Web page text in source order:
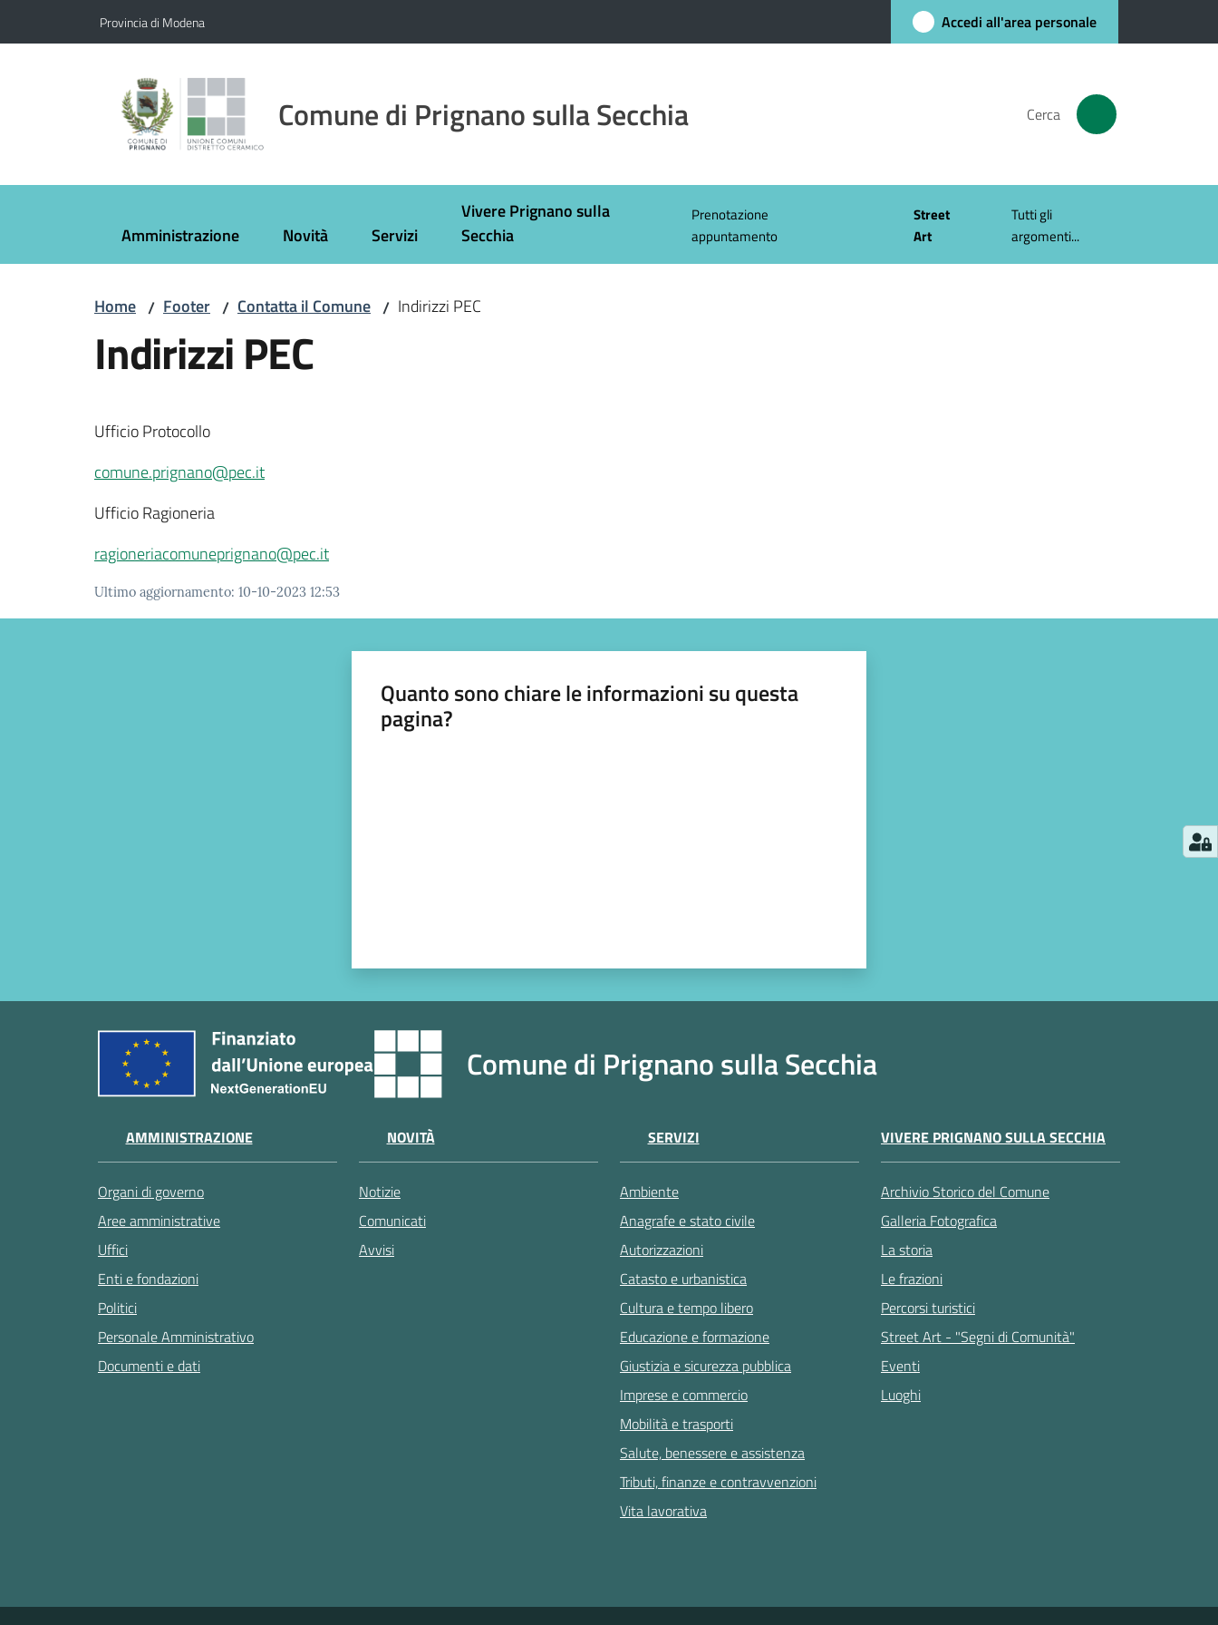
Provincia di Modena Accedi all'area personale
Comune di Prignano sulla Secchia Cerca
Amministrazione Novità Servizi
Vivere Prignano sulla
Secchia
Prenotazione
appuntamento
Street
Art
Tutti gli
argomenti...
Home / Footer / Contatta il Comune / Indirizzi PEC
Indirizzi PEC
Ufficio Protocollo
comune.prignano@pec.it
Ufficio Ragioneria
ragioneriacomuneprignano@pec.it
Ultimo aggiornamento: 10-10-2023 12:53
Quanto sono chiare le informazioni su questa
pagina?
Comune di Prignano sulla Secchia
AMMINISTRAZIONE
Organi di governo
Aree amministrative
Uffici
Enti e fondazioni
Politici
Personale Amministrativo
Documenti e dati
NOVITÀ
Notizie
Comunicati
Avvisi
SERVIZI
Ambiente
Anagrafe e stato civile
Autorizzazioni
Catasto e urbanistica
Cultura e tempo libero
Educazione e formazione
Giustizia e sicurezza pubblica
Imprese e commercio
Mobilità e trasporti
Salute, benessere e assistenza
Tributi, finanze e contravvenzioni
Vita lavorativa
VIVERE PRIGNANO SULLA SECCHIA
Archivio Storico del Comune
Galleria Fotografica
La storia
Le frazioni
Percorsi turistici
Street Art - "Segni di Comunità"
Eventi
Luoghi